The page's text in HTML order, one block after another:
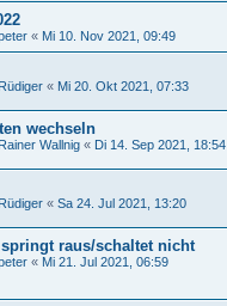
« Mi 10. Nov 2021, 09:49
Rüdiger « Mi 20. Okt 2021, 07:33
wechseln
Rainer Wallnig « Di 14. Sep 2021, 18:54
Rüdiger « Sa 24. Jul 2021, 13:20
raus/schaltet nicht
« Mi 21. Jul 2021, 06:59